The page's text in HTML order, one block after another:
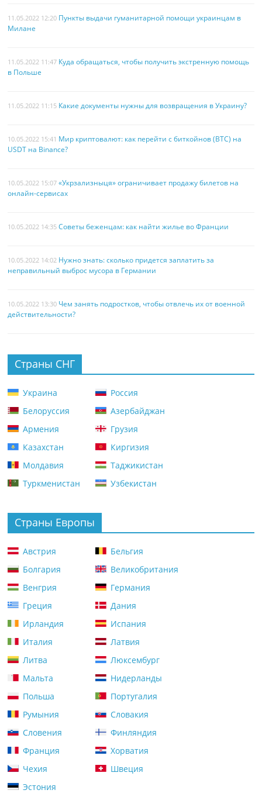
11.05.2022 12:20 Пункты выдачи гуманитарной помощи украинцам в
Милане
11.05.2022 11:47 Куда обращаться, чтобы получить экстренную помощь
в Польше
11.05.2022 11:15 Какие документы нужны для возвращения в Украину?
10.05.2022 15:41 Мир криптовалют: как перейти с биткойнов (BTC) на
USDT на Binance?
10.05.2022 15:07 «Укрзализныця» ограничивает продажу билетов на
онлайн-сервисах
10.05.2022 14:35 Советы беженцам: как найти жилье во Франции
10.05.2022 14:02 Нужно знать: сколько придется заплатить за
неправильный выброс мусора в Германии
10.05.2022 13:30 Чем занять подростков, чтобы отвлечь их от военной
действительности?
Страны СНГ
Украина
Россия
Белоруссия
Азербайджан
Армения
Грузия
Казахстан
Киргизия
Молдавия
Таджикистан
Туркменистан
Узбекистан
Страны Европы
Австрия
Бельгия
Болгария
Великобритания
Венгрия
Германия
Греция
Дания
Ирландия
Испания
Италия
Латвия
Литва
Люксембург
Мальта
Нидерланды
Польша
Португалия
Румыния
Словакия
Словения
Финляндия
Франция
Хорватия
Чехия
Швеция
Эстония